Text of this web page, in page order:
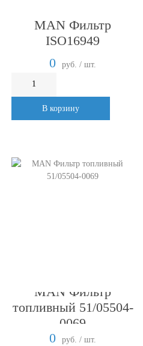
MAN Фильтр
ISO16949
0
руб. / шт.
В корзину
MAN Фильтр
топливный 51/05504-
0069
0
руб. / шт.